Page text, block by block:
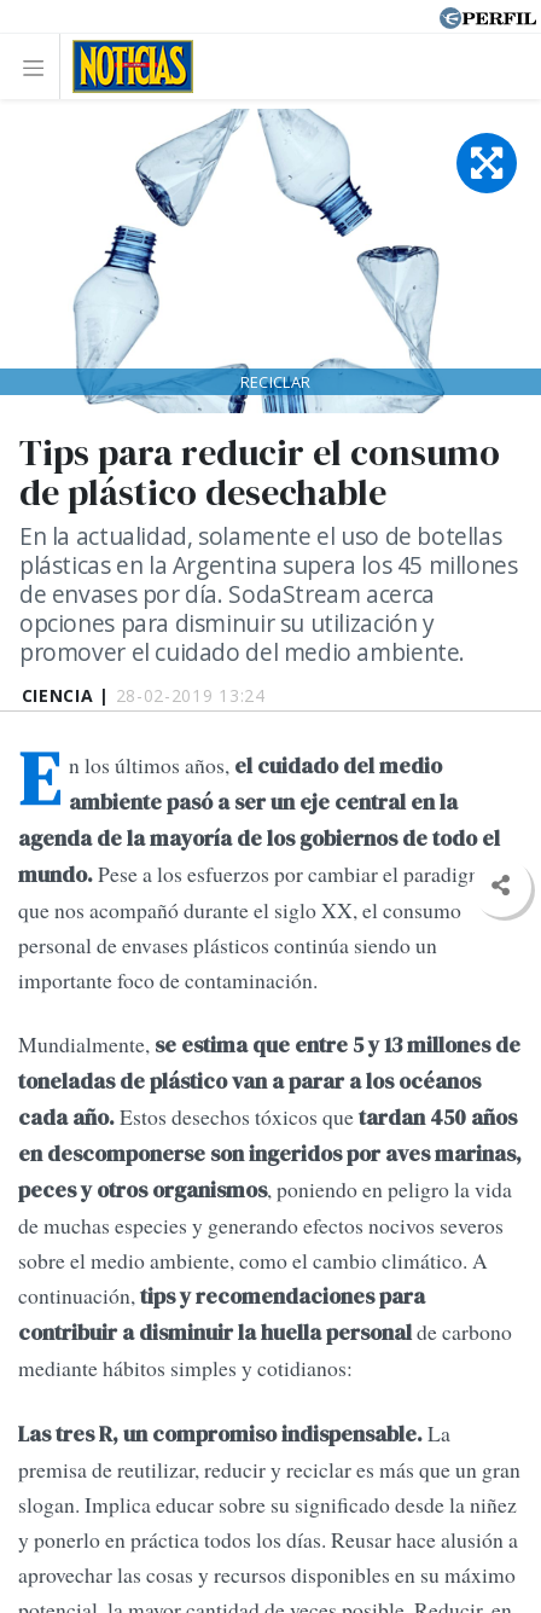
CIENCIA | 28-02-2019 13:24
Tips para reducir el consumo
de plástico desechable
En la actualidad, solamente el uso de botellas
plásticas en la Argentina supera los 45 millones
de envases por día. SodaStream acerca
opciones para disminuir su utilización y
promover el cuidado del medio ambiente.
RECICLAR
E n los últimos años, el cuidado del medio
ambiente pasó a ser un eje central en la
agenda de la mayoría de los gobiernos de todo el
mundo.Pese a los esfuerzos por cambiar el paradigma
que nos acompañó durante el siglo XX, el consumo
personal de envases plásticos continúa siendo un
importante foco de contaminación.
Mundialmente, se estima que entre 5 y 13 millones de
toneladas de plástico van a parar a los océanos
cada año.Estos desechos tóxicos quetardan 450 años
en descomponerse son ingeridos por aves marinas,
peces y otros organismos, poniendo en peligro la vida
de muchas especies y generando efectos nocivos severos
sobre el medio ambiente, como el cambio climático. A
continuación,tips y recomendaciones para
contribuir a disminuir la huella personalde carbono
mediante hábitos simples y cotidianos:
Las tres R, un compromiso indispensable.La
premisa de reutilizar, reducir y reciclar es más que un gran
slogan. Implica educar sobre su significado desde la niñez
y ponerlo en práctica todos los días. Reusar hace alusión a
aprovechar las cosas y recursos disponibles en su máximo